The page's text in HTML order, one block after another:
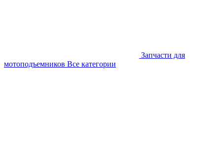
Запчасти для
мотоподъемников Все категории